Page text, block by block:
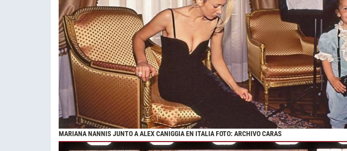
MARIANA NANNIS JUNTO A ALEX CANIGGIA EN ITALIA FOTO: ARCHIVO CARAS